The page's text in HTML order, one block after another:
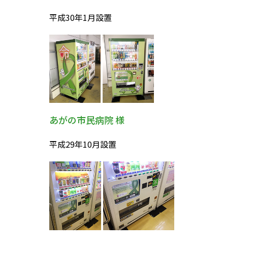
平成30年1月設置
あがの市民病院 様
平成29年10月設置